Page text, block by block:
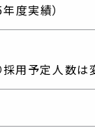
度実績）
用予定人数は